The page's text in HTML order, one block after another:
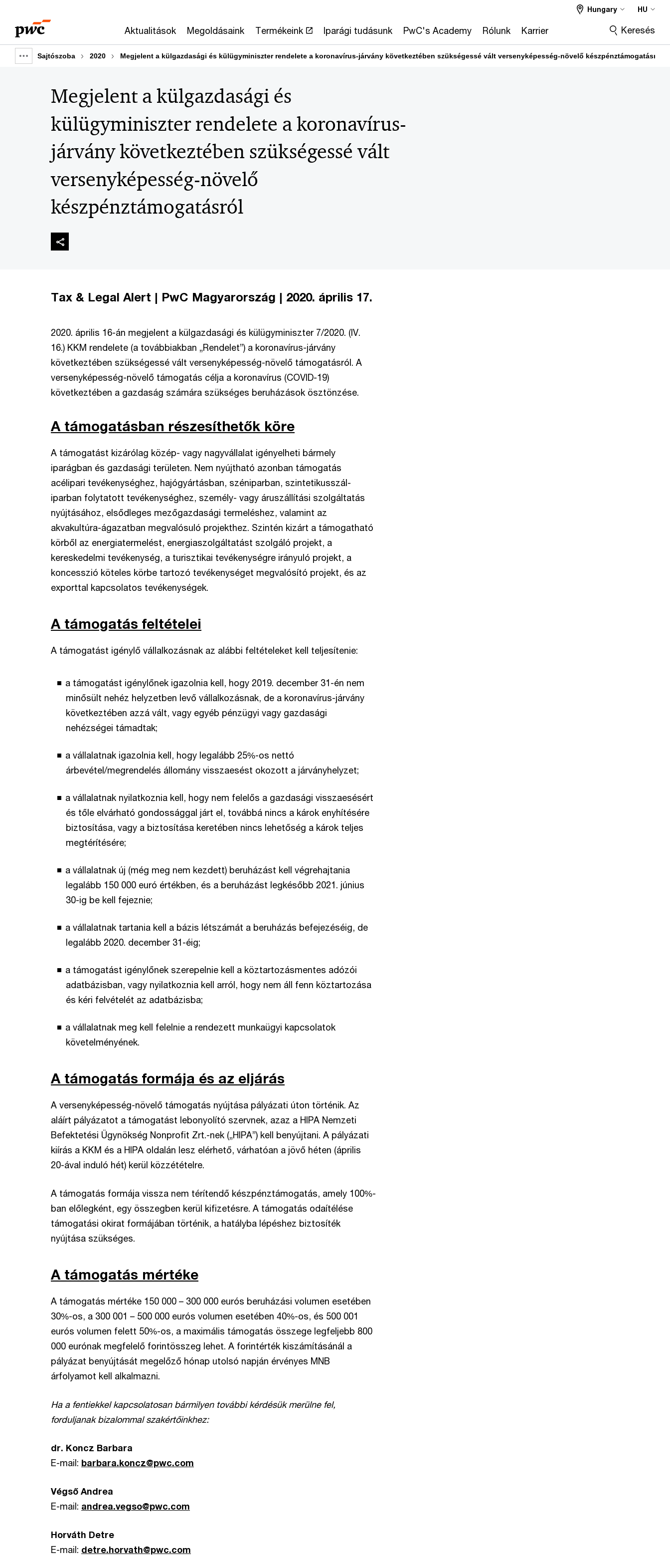
content
footer
Aktualitások Megoldásaink Termékeink Iparági tudásunk PwC's Academy Rólunk Karrier
Hungary HU
Keresés
Show
breadcrumb
Sajtószoba 2020 Megjelent a külgazdasági és külügyminiszter rendelete a koronavírus-járvány következtében szükségessé vált versenyképesség-növelő készpénztámogatásról
Megjelent a külgazdasági és
külügyminiszter rendelete a koronavírus-
járvány következtében szükségessé vált
versenyképesség-növelő
készpénztámogatásról
Tax & Legal Alert | PwC Magyarország | 2020. április 17.
2020. április 16-án megjelent a külgazdasági és külügyminiszter 7/2020. (IV.
16.) KKM rendelete (a továbbiakban „Rendelet”) a koronavírus-járvány
következtében szükségessé vált versenyképesség-növelő támogatásról. A
versenyképesség-növelő támogatás célja a koronavírus (COVID-19)
következtében a gazdaság számára szükséges beruházások ösztönzése.
A támogatásban részesíthetők köre
A támogatást kizárólag közép- vagy nagyvállalat igényelheti bármely
iparágban és gazdasági területen. Nem nyújtható azonban támogatás
acélipari tevékenységhez, hajógyártásban, széniparban, szintetikusszál-
iparban folytatott tevékenységhez, személy- vagy áruszállítási szolgáltatás
nyújtásához, elsődleges mezőgazdasági termeléshez, valamint az
akvakultúra-ágazatban megvalósuló projekthez. Szintén kizárt a támogatható
körből az energiatermelést, energiaszolgáltatást szolgáló projekt, a
kereskedelmi tevékenység, a turisztikai tevékenységre irányuló projekt, a
koncesszió köteles körbe tartozó tevékenységet megvalósító projekt, és az
exporttal kapcsolatos tevékenységek.
A támogatás feltételei
A támogatást igénylő vállalkozásnak az alábbi feltételeket kell teljesítenie:
a támogatást igénylőnek igazolnia kell, hogy 2019. december 31-én nem
minősült nehéz helyzetben levő vállalkozásnak, de a koronavírus-járvány
következtében azzá vált, vagy egyéb pénzügyi vagy gazdasági
nehézségei támadtak;
a vállalatnak igazolnia kell, hogy legalább 25%-os nettó
árbevétel/megrendelés állomány visszaesést okozott a járványhelyzet;
a vállalatnak nyilatkoznia kell, hogy nem felelős a gazdasági visszaesésért
és tőle elvárható gondossággal járt el, továbbá nincs a károk enyhítésére
biztosítása, vagy a biztosítása keretében nincs lehetőség a károk teljes
megtérítésére;
a vállalatnak új (még meg nem kezdett) beruházást kell végrehajtania
legalább 150 000 euró értékben, és a beruházást legkésőbb 2021. június
30-ig be kell fejeznie;
a vállalatnak tartania kell a bázis létszámát a beruházás befejezéséig, de
legalább 2020. december 31-éig;
a támogatást igénylőnek szerepelnie kell a köztartozásmentes adózói
adatbázisban, vagy nyilatkoznia kell arról, hogy nem áll fenn köztartozása
és kéri felvételét az adatbázisba;
a vállalatnak meg kell felelnie a rendezett munkaügyi kapcsolatok
követelményének.
A támogatás formája és az eljárás
A versenyképesség-növelő támogatás nyújtása pályázati úton történik. Az
aláírt pályázatot a támogatást lebonyolító szervnek, azaz a HIPA Nemzeti
Befektetési Ügynökség Nonprofit Zrt.-nek („HIPA”) kell benyújtani. A pályázati
kiírás a KKM és a HIPA oldalán lesz elérhető, várhatóan a jövő héten (április
20-ával induló hét) kerül közzétételre.
A támogatás formája vissza nem térítendő készpénztámogatás, amely 100%-
ban előlegként, egy összegben kerül kifizetésre. A támogatás odaítélése
támogatási okirat formájában történik, a hatályba lépéshez biztosíték
nyújtása szükséges.
A támogatás mértéke
A támogatás mértéke 150 000 – 300 000 eurós beruházási volumen esetében
30%-os, a 300 001 – 500 000 eurós volumen esetében 40%-os, és 500 001
eurós volumen felett 50%-os, a maximális támogatás összege legfeljebb 800
000 eurónak megfelelő forintösszeg lehet. A forintérték kiszámításánál a
pályázat benyújtását megelőző hónap utolsó napján érvényes MNB
árfolyamot kell alkalmazni.
Ha a fentiekkel kapcsolatosan bármilyen további kérdésük merülne fel,
forduljanak bizalommal szakértőinkhez:
dr. Koncz Barbara
E-mail: barbara.koncz@pwc.com
Végső Andrea
E-mail: andrea.vegso@pwc.com
Horváth Detre
E-mail: detre.horvath@pwc.com